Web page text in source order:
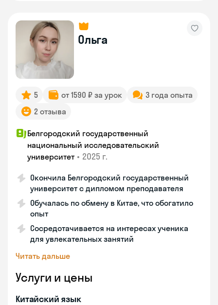
Ольга
5 от 1590 ₽ за урок
3 года опыта
2 отзыва
Белгородский государственный
национальный исследовательский
университет • 2025 г.
Окончила Белгородский государственный
университет с дипломом преподавателя
Обучалась по обмену в Китае, что обогатило
опыт
Сосредотачивается на интересах ученика
для увлекательных занятий
Читать дальше
Услуги и цены
Китайский язык